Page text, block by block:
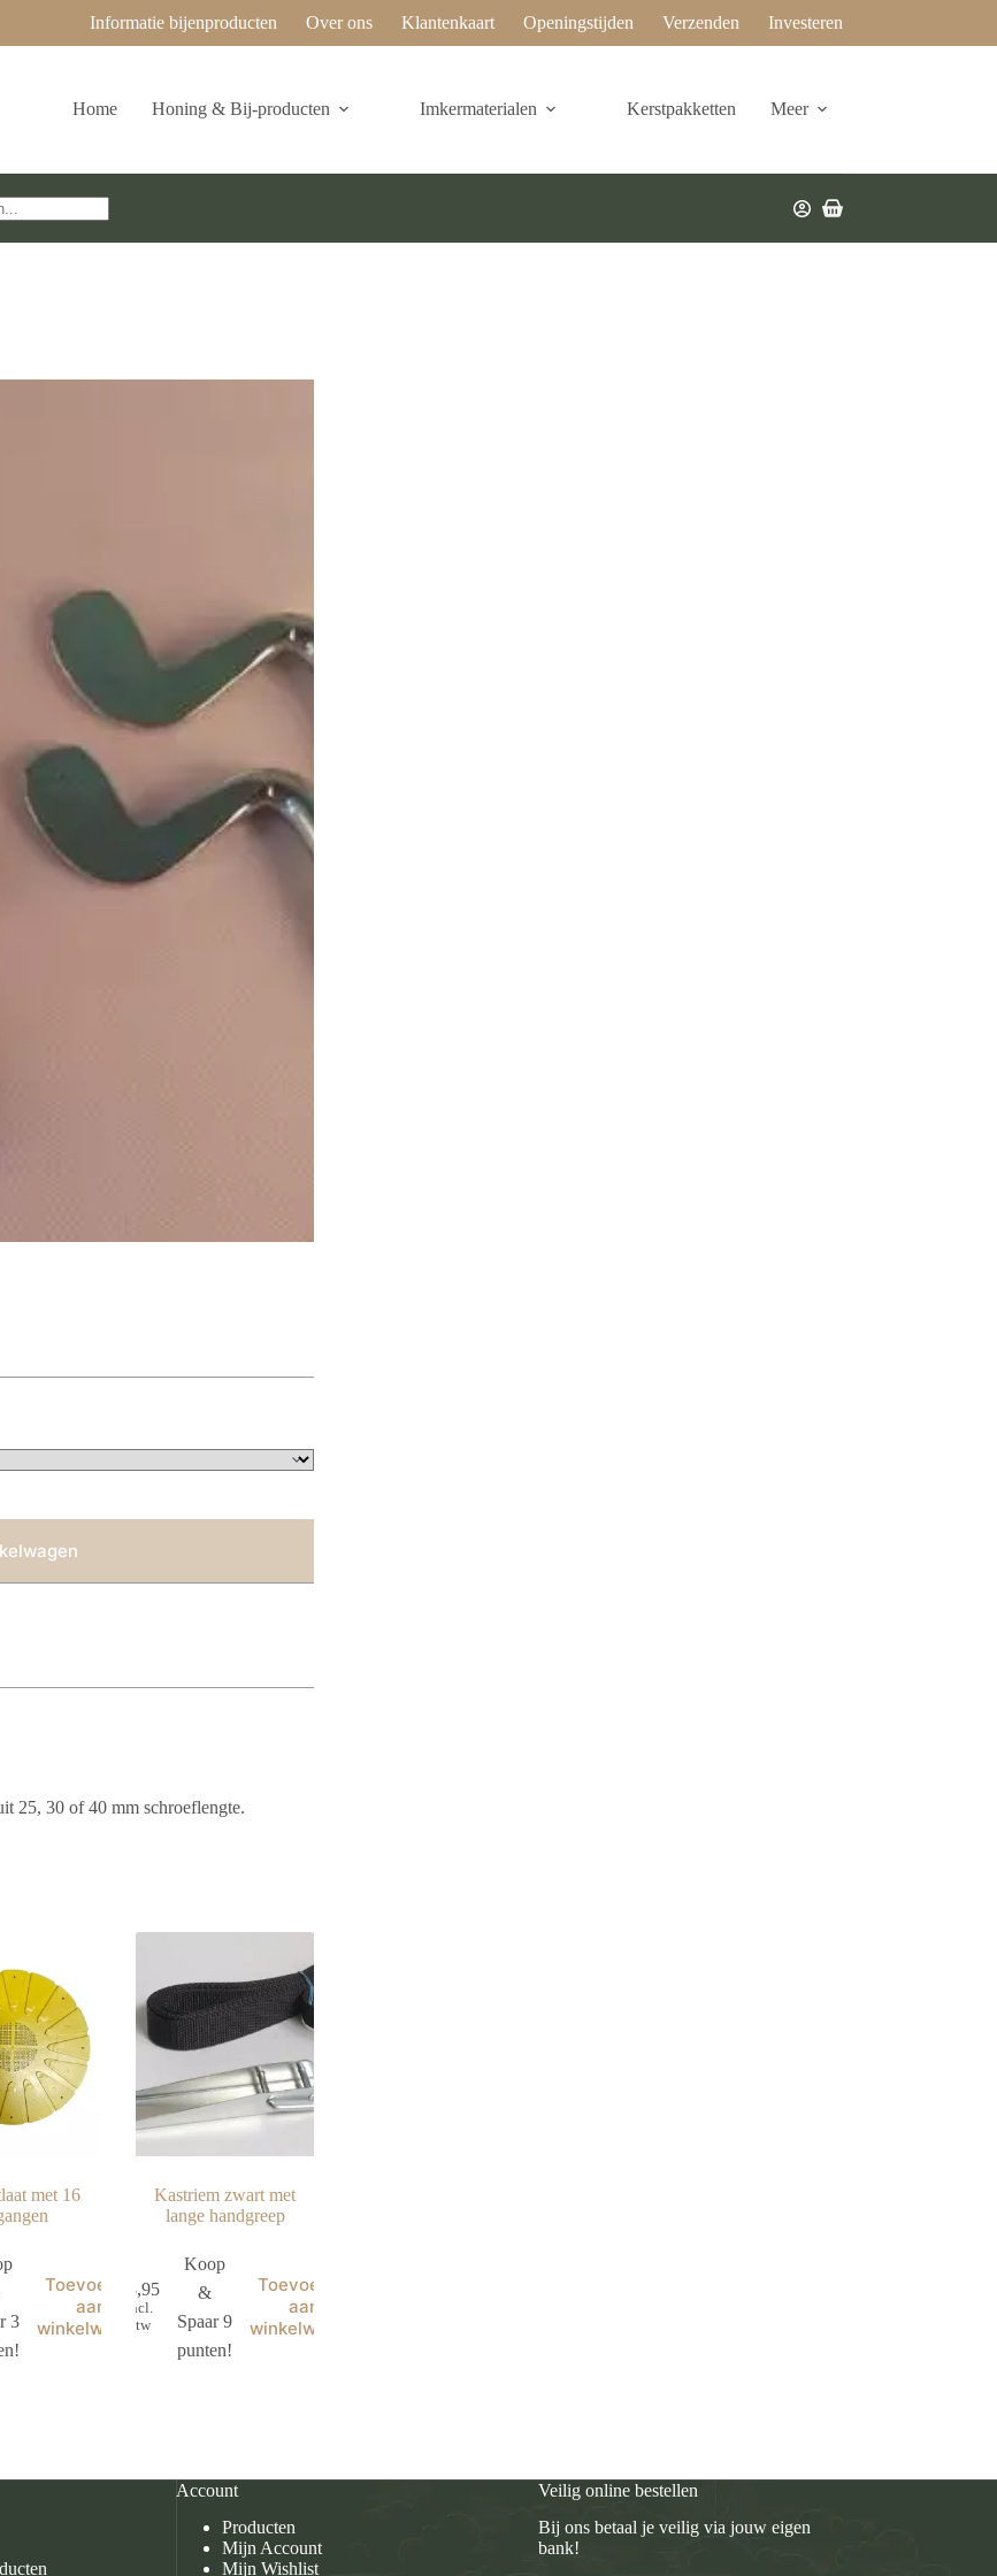
Informatie bijenproducten Over ons Klantenkaart Openingstijden Verzenden Investeren
Home Honing & Bij-producten Imkermaterialen Kerstpakketten Meer
Winkelwagen
25, 30 of 40 mm schroeflengte.
met 16
3
Toevoegen
aan
winkelwagen
Kastriem zwart met
lange handgreep
8,95
incl.
btw
Koop
&
Spaar 9
punten!
Toevoegen
aan
winkelwagen
Account
Producten
Mijn Account
Mijn Wishlist
Veilig online bestellen
Bij ons betaal je veilig via jouw eigen
bank!